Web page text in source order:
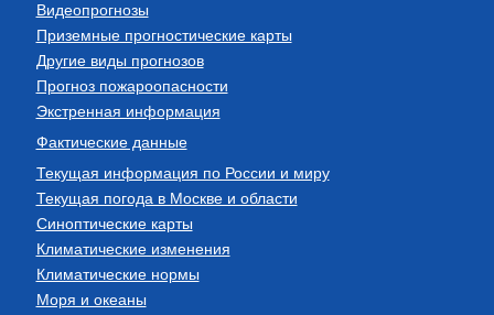
Видеопрогнозы
Приземные прогностические карты
Другие виды прогнозов
Прогноз пожароопасности
Экстренная информация
Фактические данные
Текущая информация по России и миру
Текущая погода в Москве и области
Синоптические карты
Климатические изменения
Климатические нормы
Моря и океаны